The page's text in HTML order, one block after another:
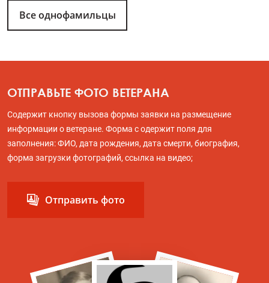
Все однофамильцы
ОТПРАВЬТЕ ФОТО ВЕТЕРАНА
Содержит кнопку вызова формы заявки на размещение
информации о ветеране. Форма с одержит поля для
заполнения: ФИО, дата рождения, дата смерти, биография,
форма загрузки фотографий, ссылка на видео;
Отправить фото